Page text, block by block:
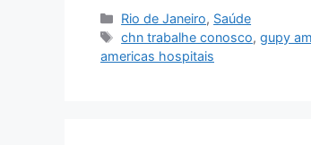
Categories
Rio de Janeiro, Saúde
Tags
chn trabalhe conosco,gupy
americas hospitais